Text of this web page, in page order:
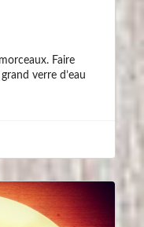
Faire
verre d’eau